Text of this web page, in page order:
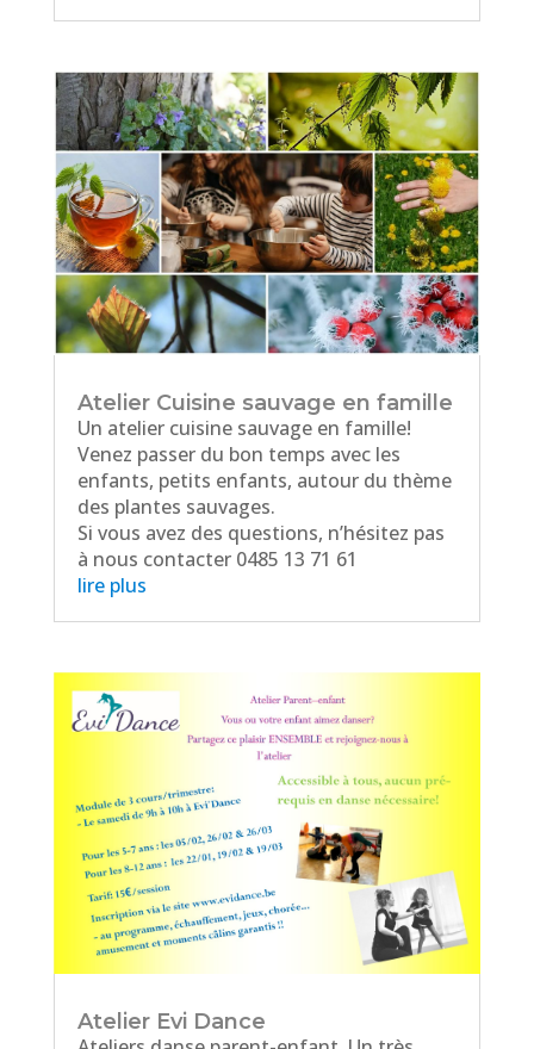
Atelier Cuisine sauvage en famille
Un atelier cuisine sauvage en famille!
Venez passer du bon temps avec les
enfants, petits enfants, autour du thème
des plantes sauvages.
Si vous avez des questions, n’hésitez pas
à nous contacter 0485 13 71 61
lire plus
Atelier Evi Dance